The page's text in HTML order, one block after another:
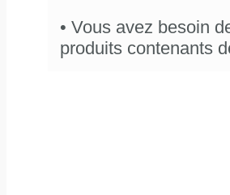
• Vous avez besoin
produits contenants